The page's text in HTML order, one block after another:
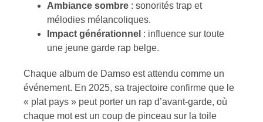
Ambiance sombre : sonorités trap et
mélodies mélancoliques.
Impact générationnel : influence sur toute
une jeune garde rap belge.
Chaque album de Damso est attendu comme un
événement. En 2025, sa trajectoire confirme que le
« plat pays » peut porter un rap d’avant-garde, où
chaque mot est un coup de pinceau sur la toile